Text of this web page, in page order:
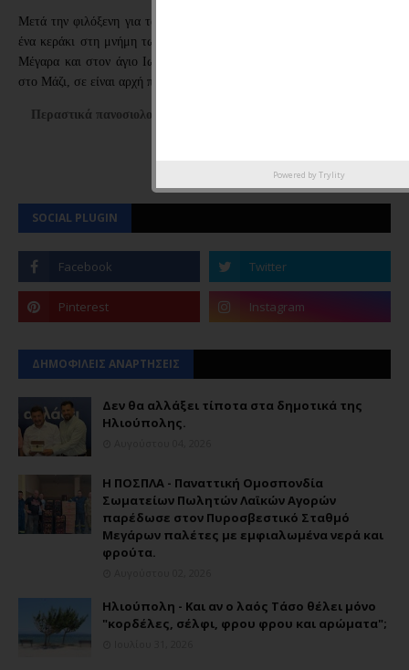
Μετά την φιλόξενη για τα παιδιά μας μονή Πεντέλης, ξεκινήσαμε για
ένα κεράκι στη μνήμη των άλλων παιδιών και στον άγιο Ιερόθεο στα
Μέγαρα και στον άγιο Ιωάννη το Μακρινό και στην αγία Παρασκευή
στο Μάζι, σε είναι αρχή παρηγοριάς."
Περαστικά πανοσιολογιότατε από τους ΕΝΕΡΓΟΥΣ ΠΟΛΙΤΕΣ
SOCIAL PLUGIN
ΔΗΜΟΦΙΛΕΙΣ ΑΝΑΡΤΗΣΕΙΣ
Δεν θα αλλάξει τίποτα στα δημοτικά της
Ηλιούπολης.
Η ΠΟΣΠΛΑ - Παναττική Ομοσπονδία
Σωματείων Πωλητών Λαϊκών Αγορών
παρέδωσε στον Πυροσβεστικό Σταθμό
Μεγάρων παλέτες με εμφιαλωμένα νερά και
φρούτα.
Ηλιούπολη - Και αν ο λαός Τάσο θέλει μόνο
"κορδέλες, σέλφι, φρου φρου και αρώματα";
Powered by Trylity